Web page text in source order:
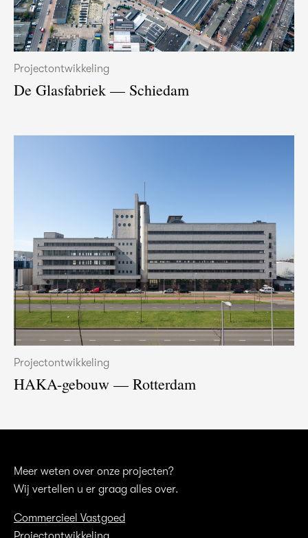
Projectontwikkeling
De Glasfabriek — Schiedam
Projectontwikkeling
HAKA-gebouw — Rotterdam
Meer weten over onze projecten?
Wij vertellen u er graag alles over.
Commercieel Vastgoed